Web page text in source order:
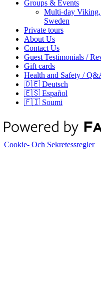
Groups & Events
Multi-day Viking,
Sweden
Private tours
About Us
Contact Us
Guest Testimonials /
Gift cards
Health and Safety /
🇩🇪 Deutsch
🇪🇸 Español
🇫🇮 Soumi
Cookie- Och Sekretessregler